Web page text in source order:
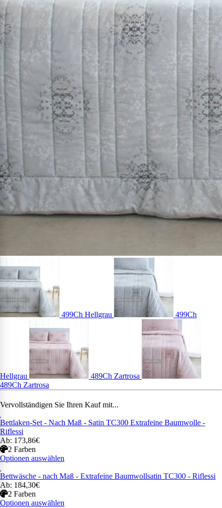
499Ch Hellgrau 499Ch
Hellgrau
489Ch Zartrosa
489Ch Zartrosa
Vervollständigen Sie Ihren Kauf mit...
Bettlaken-Set - Nach Maß - Satin TC300 Extrafeine Baumwolle -
Riflessi
Ab: 173,86€
2 Farben
Optionen auswählen
Bettwäsche - nach Maß - Extrafeine Baumwollsatin TC300 - Riflessi
Ab: 184,30€
2 Farben
Optionen auswählen